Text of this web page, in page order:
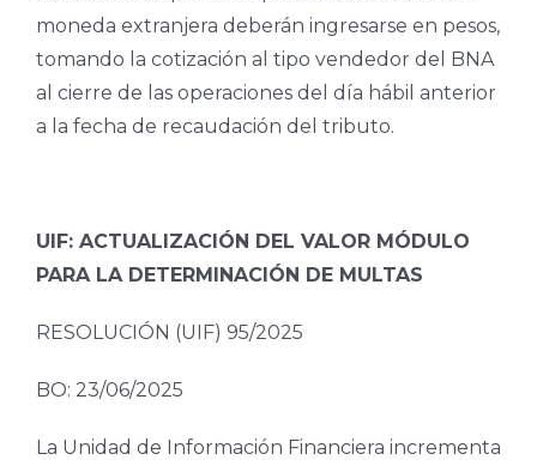
moneda extranjera deberán ingresarse en pesos,
tomando la cotización al tipo vendedor del BNA
al cierre de las operaciones del día hábil anterior
a la fecha de recaudación del tributo.
UIF: ACTUALIZACIÓN DEL VALOR MÓDULO
PARA LA DETERMINACIÓN DE MULTAS
RESOLUCIÓN (UIF) 95/2025
BO: 23/06/2025
La Unidad de Información Financiera incrementa